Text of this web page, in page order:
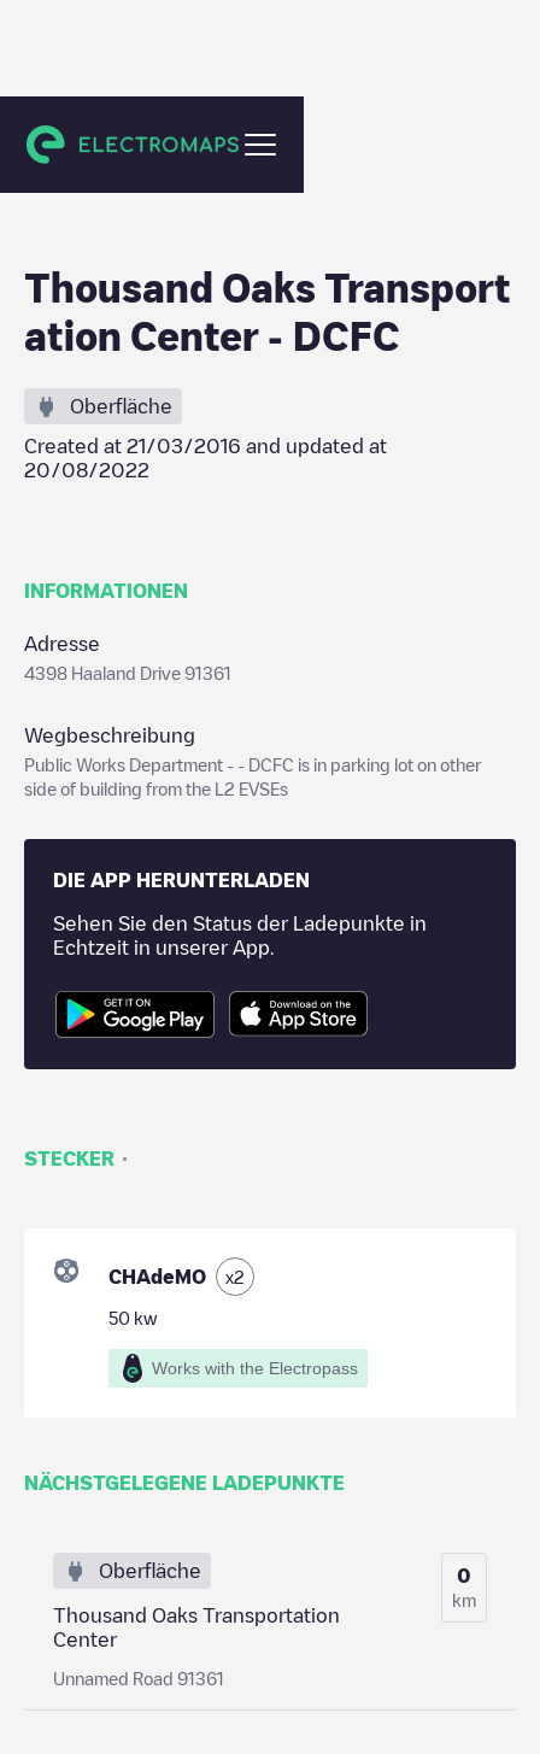
Thousand Oaks
Thousand Oaks Transport
ation Center - DCFC
Oberfläche
Created at 21/03/2016 and updated at
20/08/2022
INFORMATIONEN
Adresse
4398 Haaland Drive 91361
Wegbeschreibung
Public Works Department - - DCFC is in parking lot on other
side of building from the L2 EVSEs
DIE APP HERUNTERLADEN
Sehen Sie den Status der Ladepunkte in
Echtzeit in unserer App.
STECKER ·
CHAdeMO x2
50 kw
Works with the Electropass
NÄCHSTGELEGENE LADEPUNKTE
Oberfläche
Thousand Oaks Transportation
Center
Unnamed Road 91361
0
km